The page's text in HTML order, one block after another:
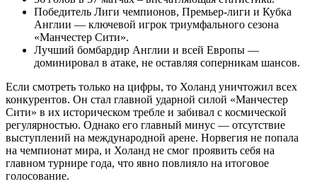
Победитель Лиги чемпионов, Премьер-лиги и Кубка
Англии — ключевой игрок триумфального сезона
«Манчестер Сити».
Лучший бомбардир Англии и всей Европы —
доминировал в атаке, не оставляя соперникам шансов.
Если смотреть только на цифры, то Холанд уничтожил всех
конкурентов. Он стал главной ударной силой «Манчестер
Сити» в их историческом требле и забивал с космической
регулярностью. Однако его главный минус — отсутствие
выступлений на международной арене. Норвегия не попала
на чемпионат мира, и Холанд не смог проявить себя на
главном турнире года, что явно повлияло на итоговое
голосование.